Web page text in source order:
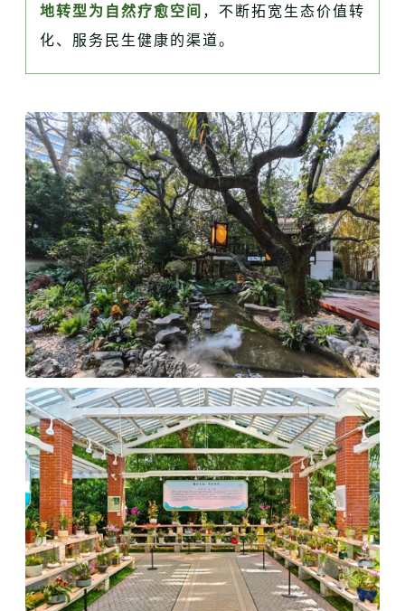
地转型为自然疗愈空间 ，不断拓宽生态价值转
化、服务民生健康的渠道。